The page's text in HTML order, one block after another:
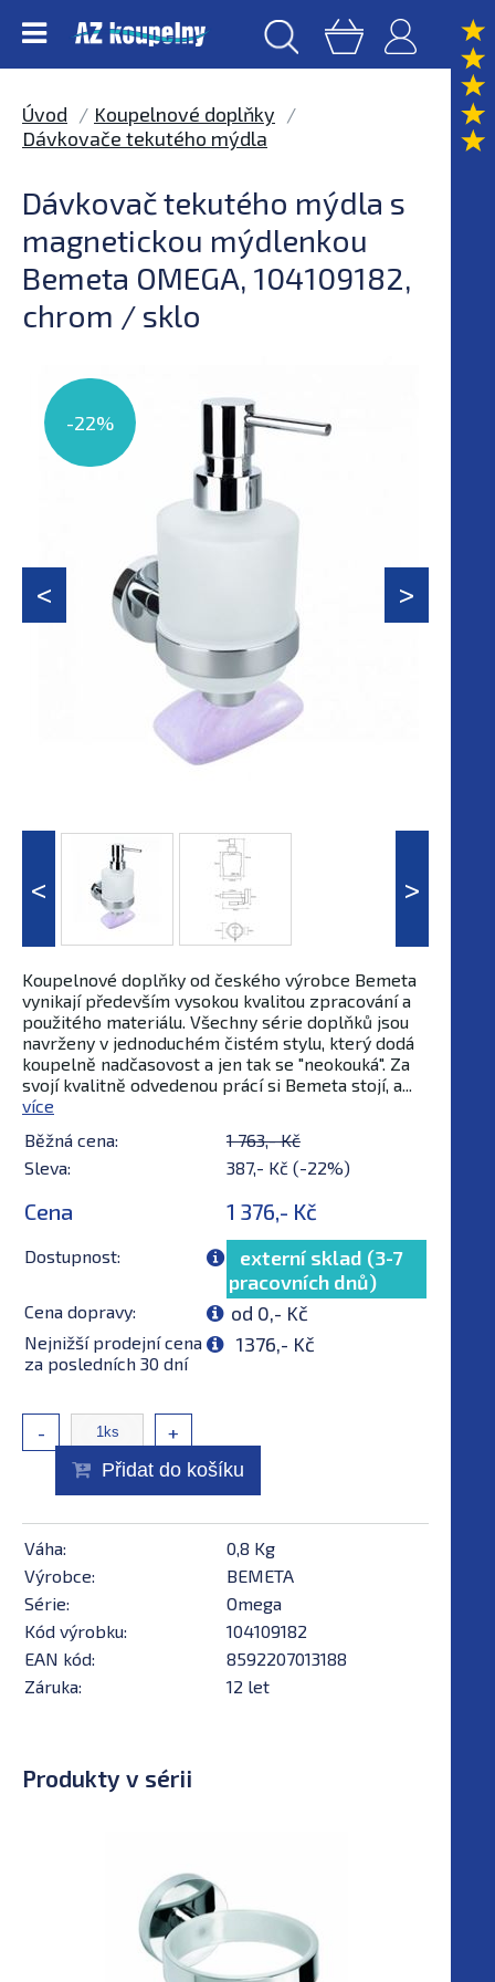
Úvod
Koupelnové doplňky
Dávkovače tekutého mýdla
Dávkovač tekutého mýdla s
magnetickou mýdlenkou
Bemeta OMEGA, 104109182,
chrom / sklo
-22%
Koupelnové doplňky od českého výrobce Bemeta
vynikají především vysokou kvalitou zpracování a
použitého materiálu. Všechny série doplňků jsou
navrženy v jednoduchém čistém stylu, který dodá
koupelně nadčasovost a jen tak se "neokouká". Za
svojí kvalitně odvedenou prácí si Bemeta stojí, a...
více
Běžná cena:
1 763,- Kč
Sleva:
387,- Kč (-22%)
Cena 1 376,- Kč
Dostupnost:
externí sklad (3-7
pracovních dnů)
Cena dopravy: od 0,- Kč
Nejnižší prodejní cena
za posledních 30 dní
1376,- Kč
- +
Přidat do košíku
Váha:
0,8 Kg
Výrobce:
BEMETA
Série:
Omega
Kód výrobku:
104109182
EAN kód:
8592207013188
Záruka:
12 let
Produkty v sérii